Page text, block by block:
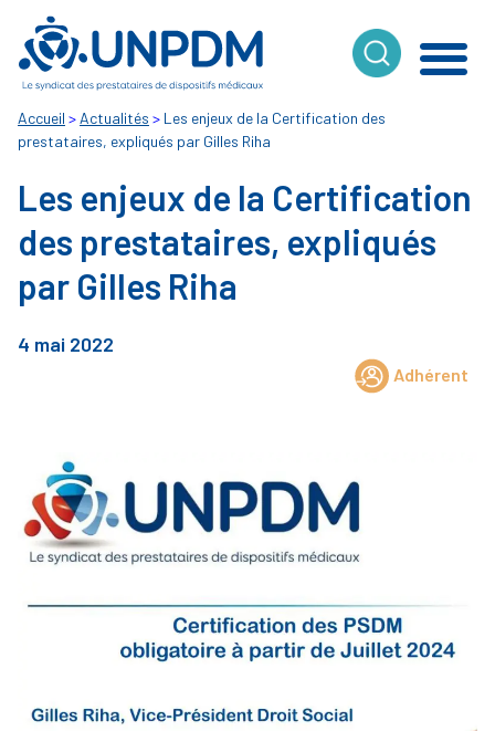
Accueil > Actualités > Les enjeux de la Certification des
prestataires, expliqués par Gilles Riha
Les enjeux de la Certification
des prestataires, expliqués
par Gilles Riha
4 mai 2022
Adhérent